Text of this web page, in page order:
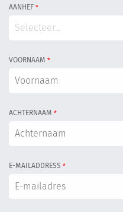
AANHEF *
Selecteer...
VOORNAAM *
ACHTERNAAM *
E-MAILADDRESS *